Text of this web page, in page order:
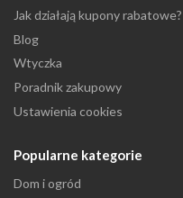
Jak działają kupony rabatowe?
Blog
Wtyczka
Poradnik zakupowy
Ustawienia cookies
Popularne kategorie
Dom i ogród